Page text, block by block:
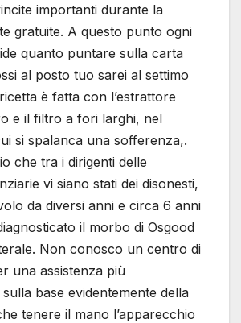
importanti durante la
gratuite. A questo punto ogni
quanto puntare sulla carta
al posto tuo sarei al settimo
è fatta con l’estrattore
e il filtro a fori larghi, nel
si spalanca una sofferenza,.
che tra i dirigenti delle
vi siano stati dei disonesti,
da diversi anni e circa 6 anni
il morbo di Osgood
Non conosco un centro di
una assistenza più
base evidentemente della
tenere il mano l’apparecchio